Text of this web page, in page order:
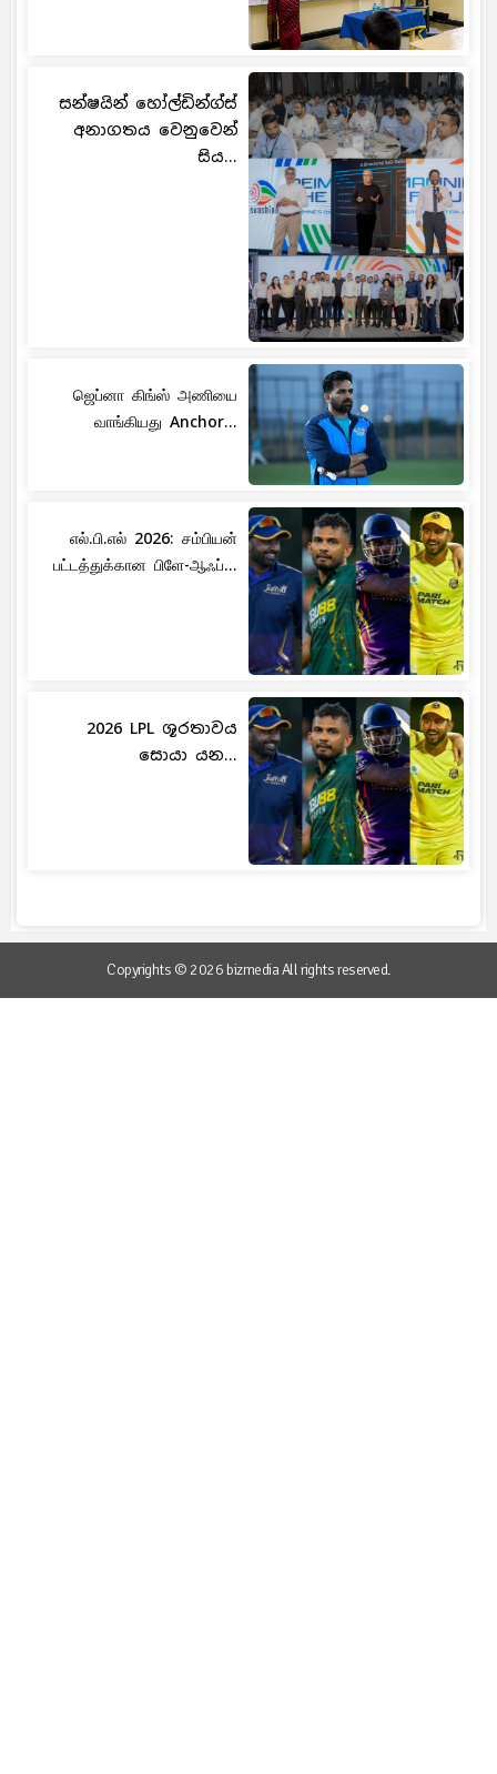
සන්ෂයින් හෝල්ඩින්ග්ස්
අනාගතය වෙනුවෙන්
සිය...
ஜெப்னா கிங்ஸ் அணியை
வாங்கியது Anchor...
எல்.பி.எல் 2026: சம்பியன்
பட்டத்துக்கான பிளே-ஆஃப்...
2026 LPL ශූරතාවය
සොයා යන...
Copyrights © 2026 bizmedia All rights reserved.